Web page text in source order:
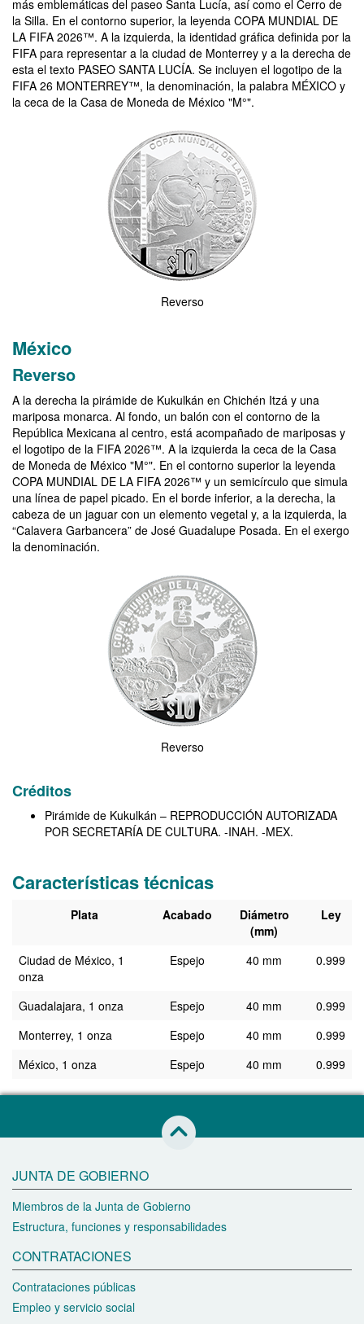
más emblemáticas del paseo Santa Lucía, así como el Cerro de
la Silla. En el contorno superior, la leyenda COPA MUNDIAL DE
LA FIFA 2026™. A la izquierda, la identidad gráfica definida por la
FIFA para representar a la ciudad de Monterrey y a la derecha de
esta el texto PASEO SANTA LUCÍA. Se incluyen el logotipo de la
FIFA 26 MONTERREY™, la denominación, la palabra MÉXICO y
la ceca de la Casa de Moneda de México "M°".
Imagen del reverso de la moneda de la Copa Mundial de la FIFA
Reverso
México
Reverso
A la derecha la pirámide de Kukulkán en Chichén Itzá y una
mariposa monarca. Al fondo, un balón con el contorno de la
República Mexicana al centro, está acompañado de mariposas y
el logotipo de la FIFA 2026™. A la izquierda la ceca de la Casa
de Moneda de México "M°". En el contorno superior la leyenda
COPA MUNDIAL DE LA FIFA 2026™ y un semicírculo que simula
una línea de papel picado. En el borde inferior, a la derecha, la
cabeza de un jaguar con un elemento vegetal y, a la izquierda, la
“Calavera Garbancera” de José Guadalupe Posada. En el exergo
la denominación.
Imagen del reverso de la moneda de la Copa Mundial de la FIFA
Reverso
Créditos
Pirámide de Kukulkán – REPRODUCCIÓN AUTORIZADA
POR SECRETARÍA DE CULTURA. -INAH. -MEX.
Características técnicas
CaracterísticasPlata Acabado
Diámetro
(mm)
Ley
Ciudad de México, 1
onza
Espejo 40 mm 0.999
Guadalajara, 1 onza Espejo 40 mm
0.999
Monterrey, 1 onza
Espejo 40 mm
0.999
México, 1 onza
Espejo 40 mm 0.999
JUNTA DE GOBIERNO
Miembros de la Junta de Gobierno
Estructura, funciones y responsabilidades
CONTRATACIONES
Contrataciones públicas
Empleo y servicio social